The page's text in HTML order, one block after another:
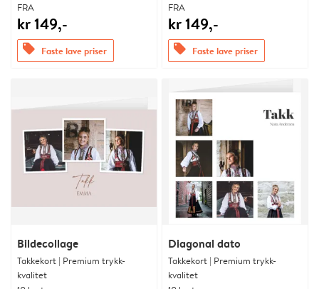
FRA
kr 149,-
offers Faste lave priser
FRA
kr 149,-
offers Faste lave priser
Bildecollage
Takkekort | Premium trykk-
kvalitet
Diagonal dato
Takkekort | Premium trykk-
kvalitet